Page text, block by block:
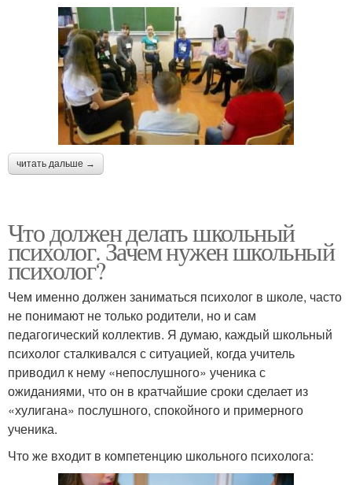
читать дальше →
Что должен делать школьный
психолог. Зачем нужен школьный
психолог?
Чем именно должен заниматься психолог в школе, часто
не понимают не только родители, но и сам
педагогический коллектив. Я думаю, каждый школьный
психолог сталкивался с ситуацией, когда учитель
приводил к нему «непослушного» ученика с
ожиданиями, что он в кратчайшие сроки сделает из
«хулигана» послушного, спокойного и примерного
ученика.
Что же входит в компетенцию школьного психолога: